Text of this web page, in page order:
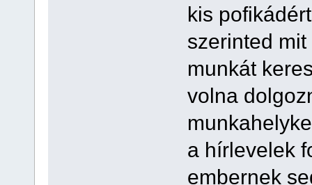
kis
szerinted
munkát
volna
a hírlevelek
embernek